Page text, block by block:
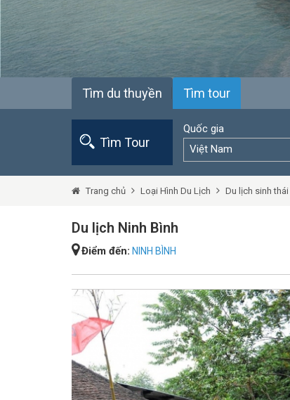
Tìm du thuyền Tìm tour
Tìm Tour
Quốc gia
Việt Nam
Trang chủ Loại Hình Du Lịch Du lịch sinh thái
Du lịch Ninh Bình
Điểm đến: NINH BÌNH